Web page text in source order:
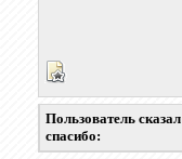
Пользователь сказал
cпасибо: